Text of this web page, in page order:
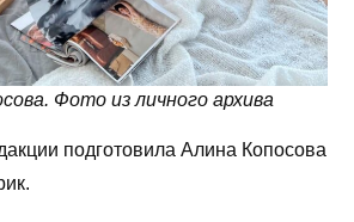
Фото из личного архива
подготовила Алина Копосова